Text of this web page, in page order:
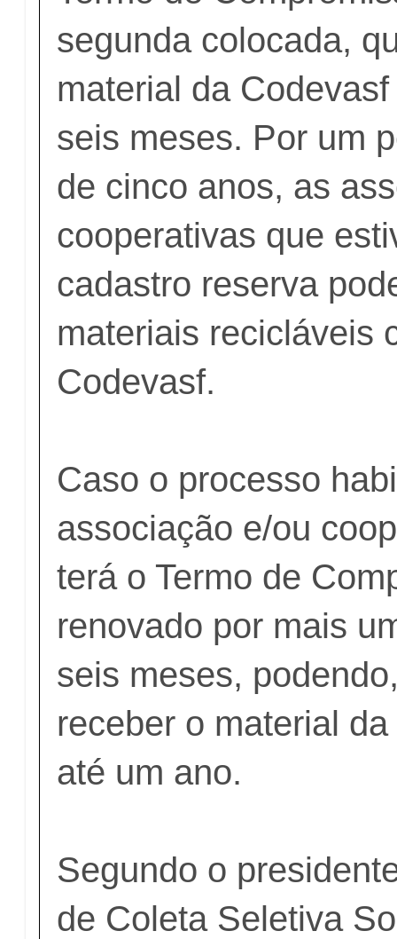
segunda colocada,
material da
seis meses. Por um
de cinco anos, as
cooperativas que
cadastro reserva
materiais recicláveis
Codevasf.
Caso o processo
associação e/ou
terá o Termo de
renovado por mais
seis meses,
receber o material
até um ano.
Segundo o
de Coleta Seletiva